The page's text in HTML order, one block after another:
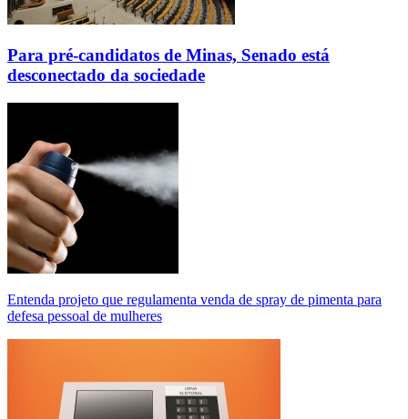
Para pré-candidatos de Minas, Senado está
desconectado da sociedade
Entenda projeto que regulamenta venda de spray de pimenta para
defesa pessoal de mulheres